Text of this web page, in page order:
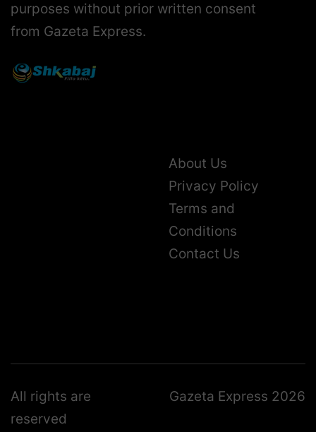
purposes without prior written consent
from Gazeta Express.
About Us
Privacy Policy
Terms and
Conditions
Contact Us
All rights are
reserved
Gazeta Express 2026